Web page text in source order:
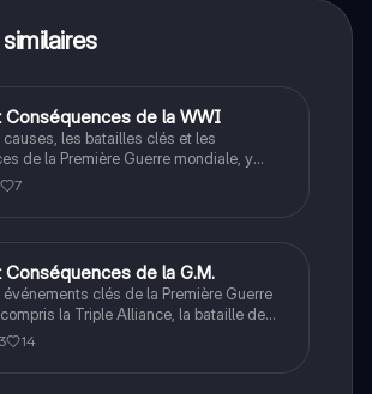
de la WWI
causes, les batailles clés et les
de la Première Guerre mondiale, y
arménien et les alliances
résumé aborde les événements
Idéal pour les étudiants en histoire
les enjeux géopolitiques de
7
de la G.M.
événements clés de la Première Guerre
la Triple Alliance, la bataille de
génocide arménien. Ce résumé aborde
sociaux, économiques et politiques de la
14